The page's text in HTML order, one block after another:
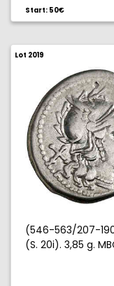
Start: 50€
Lot 2019
(546-563/207-
(S. 20i). 3,85 g.